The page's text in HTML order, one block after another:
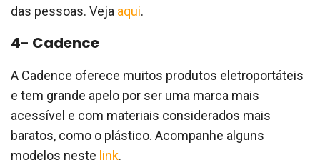
das pessoas. Veja aqui.
4- Cadence
A Cadence oferece muitos produtos eletroportáteis
e tem grande apelo por ser uma marca mais
acessível e com materiais considerados mais
baratos, como o plástico. Acompanhe alguns
modelos neste link.